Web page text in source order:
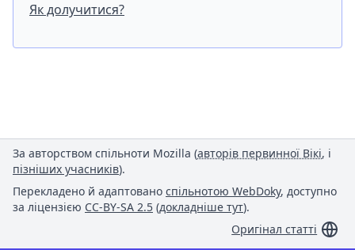
Як долучитися?
За авторством спільноти Mozilla (авторів первинної Вікі, і
пізніших учасників).
Перекладено й адаптовано спільнотою WebDoky, доступно
за ліцензією CC-BY-SA 2.5 (докладніше тут).
Оригінал статті